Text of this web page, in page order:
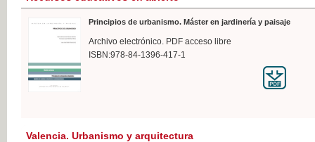
Principios de urbanismo. Máster en jardinería y paisaje
Archivo electrónico. PDF acceso libre
ISBN:978-84-1396-417-1
Valencia. Urbanismo y arquitectura